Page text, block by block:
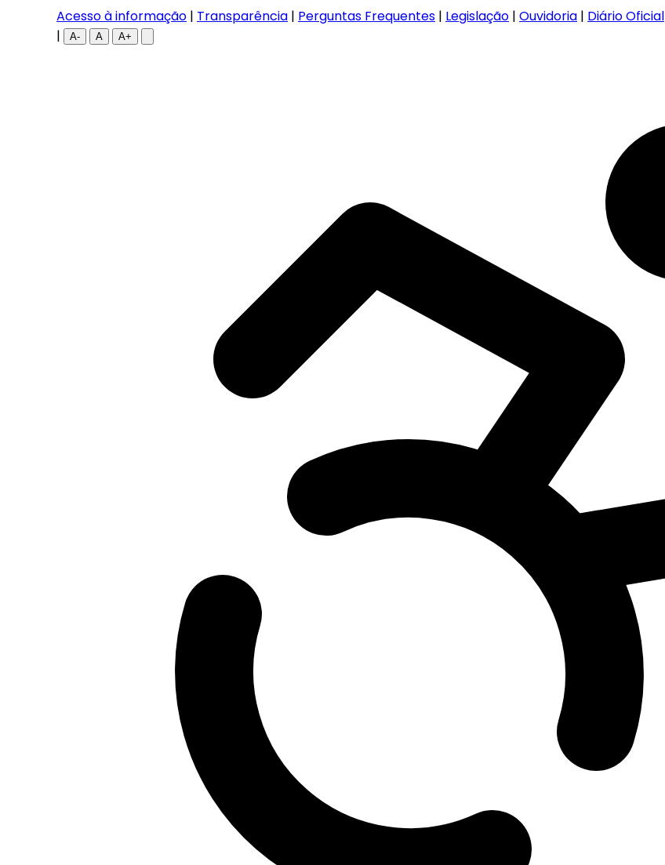
Acesso à informação | Transparência | Perguntas Frequentes | Legislação | Ouvidoria | Diário Oficial
|
A- A A+